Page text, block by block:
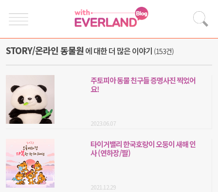
STORY/온라인 동물원 에 대한 더 많은 이야기 (153건)
주토피아 동물 친구들 증명사진 찍었어
요!
2023.06.07
타이거밸리 한국호랑이 오둥이 새해 인
사 (연하장/짤)
2021.12.29